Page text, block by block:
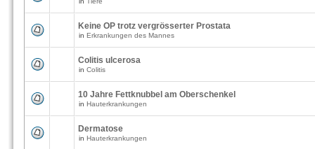
Keine OP trotz vergrösserter Prostata
in Erkrankungen des Mannes
Colitis ulcerosa
in Colitis
10 Jahre Fettknubbel am Oberschenkel
in Hauterkrankungen
Dermatose
in Hauterkrankungen